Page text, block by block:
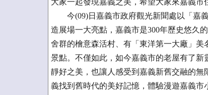
大家一起發現嘉義之美，希望大家來嘉義市
今(09)日嘉義市政府觀光新聞處以「嘉義
造展場一大亮點，嘉義市是300年歷史悠久
舍群的檜意森活村、有「東洋第一大廠」
景點。不僅如此，如今嘉義市的老屋有了
靜好之美，也讓人感受到嘉義新舊交融的
義找到舊時代的美好記憶，體驗漫遊嘉義市